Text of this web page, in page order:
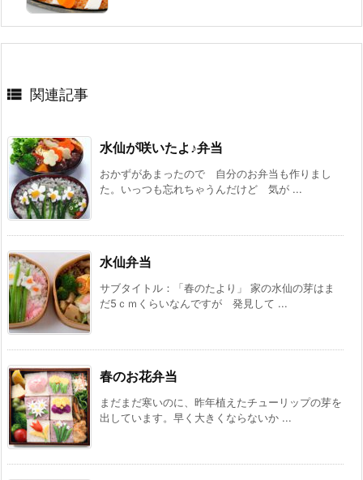
 関連記事
水仙が咲いたよ♪弁当
おかずがあまったので 自分のお弁当も作りまし
た。いっつも忘れちゃうんだけど 気が ...
水仙弁当
サブタイトル：「春のたより」 家の水仙の芽はま
だ5ｃｍくらいなんですが 発見して ...
春のお花弁当
まだまだ寒いのに、昨年植えたチューリップの芽を
出しています。早く大きくならないか ...